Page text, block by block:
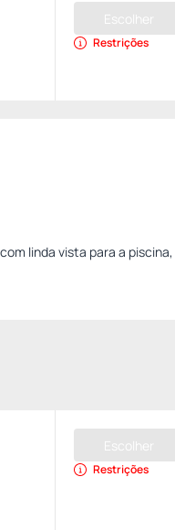
Escolher
Restrições
linda vista para a piscina,
Escolher
Restrições